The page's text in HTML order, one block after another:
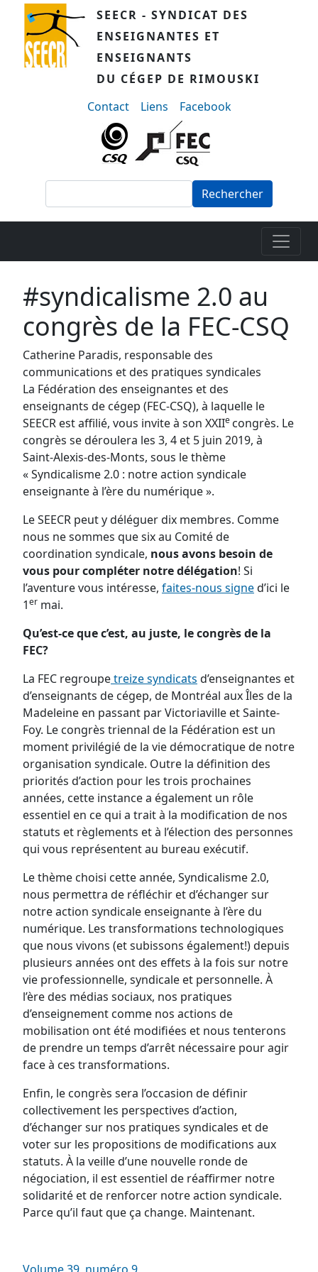
Aller au contenu principalSEECR - SYNDICAT DES
ENSEIGNANTES ET
ENSEIGNANTS
DU CÉGEP DE RIMOUSKI
menu-secondaire
Contact Liens Facebook
#syndicalisme 2.0 au
congrès de la FEC-CSQ
Catherine Paradis, responsable des
communications et des pratiques syndicales
La Fédération des enseignantes et des
enseignants de cégep (FEC-CSQ), à laquelle le
SEECR est affilié, vous invite à son XXIIe congrès. Le
congrès se déroulera les 3, 4 et 5 juin 2019, à
Saint-Alexis-des-Monts, sous le thème
« Syndicalisme 2.0 : notre action syndicale
enseignante à l’ère du numérique ».
Le SEECR peut y déléguer dix membres. Comme
nous ne sommes que six au Comité de
coordination syndicale, nous avons besoin de
vous pour compléter notre délégation! Si
l’aventure vous intéresse, faites-nous signed’ici le
1er mai.
Qu’est-ce que c’est, au juste, le congrès de la
FEC?
La FEC regroupetreize syndicats d’enseignantes et
d’enseignants de cégep, de Montréal aux Îles de la
Madeleine en passant par Victoriaville et Sainte-
Foy. Le congrès triennal de la Fédération est un
moment privilégié de la vie démocratique de notre
organisation syndicale. Outre la définition des
priorités d’action pour les trois prochaines
années, cette instance a également un rôle
essentiel en ce qui a trait à la modification de nos
statuts et règlements et à l’élection des personnes
qui vous représentent au bureau exécutif.
Le thème choisi cette année, Syndicalisme 2.0,
nous permettra de réfléchir et d’échanger sur
notre action syndicale enseignante à l’ère du
numérique. Les transformations technologiques
que nous vivons (et subissons également!) depuis
plusieurs années ont des effets à la fois sur notre
vie professionnelle, syndicale et personnelle. À
l’ère des médias sociaux, nos pratiques
d’enseignement comme nos actions de
mobilisation ont été modifiées et nous tenterons
de prendre un temps d’arrêt nécessaire pour agir
face à ces transformations.
Enfin, le congrès sera l’occasion de définir
collectivement les perspectives d’action,
d’échanger sur nos pratiques syndicales et de
voter sur les propositions de modifications aux
statuts. À la veille d’une nouvelle ronde de
négociation, il est essentiel de réaffirmer notre
solidarité et de renforcer notre action syndicale.
Parce qu’il faut que ça change. Maintenant.